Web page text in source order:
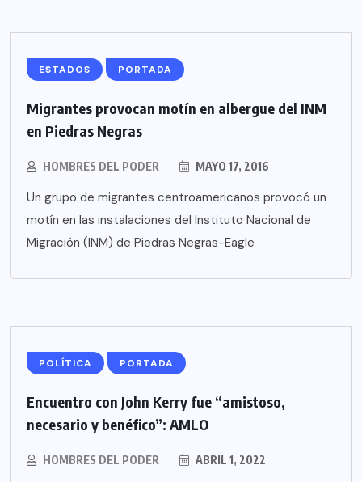
ESTADOS PORTADA
Migrantes provocan motín en albergue del INM
en Piedras Negras
HOMBRES DEL PODER MAYO 17, 2016
Un grupo de migrantes centroamericanos provocó un
motín en las instalaciones del Instituto Nacional de
Migración (INM) de Piedras Negras-Eagle
POLÍTICA PORTADA
Encuentro con John Kerry fue “amistoso,
necesario y benéfico”: AMLO
HOMBRES DEL PODER ABRIL 1, 2022